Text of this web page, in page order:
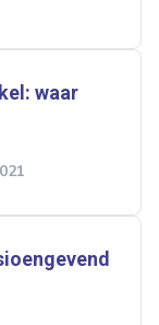
waar